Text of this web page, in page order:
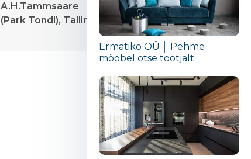
A.H.Tammsaare tee 56
(Park Tondi), Tallinn
Ermatiko OÜ │ Pehme
mööbel otse tootjalt